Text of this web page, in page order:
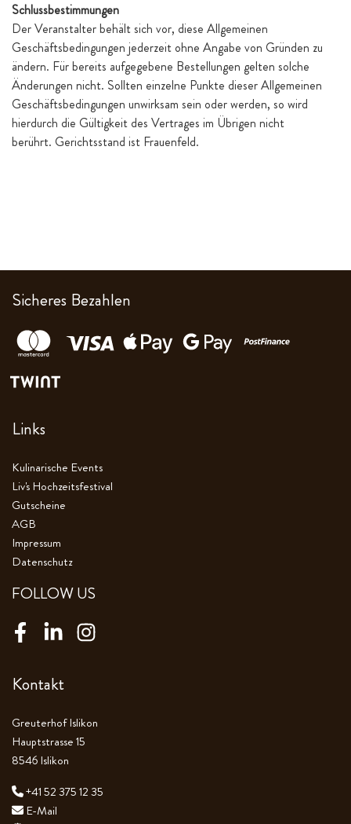
Schlussbestimmungen
Der Veranstalter behält sich vor, diese Allgemeinen
Geschäftsbedingungen jederzeit ohne Angabe von Gründen zu
ändern. Für bereits aufgegebene Bestellungen gelten solche
Änderungen nicht. Sollten einzelne Punkte dieser Allgemeinen
Geschäftsbedingungen unwirksam sein oder werden, so wird
hierdurch die Gültigkeit des Vertrages im Übrigen nicht
berührt. Gerichtsstand ist Frauenfeld.
Sicheres Bezahlen
Links
Kulinarische Events
Liv's Hochzeitsfestival
Gutscheine
AGB
Impressum
Datenschutz
FOLLOW US
FacebookLinkedInInstagram
Kontakt
Greuterhof Islikon
Hauptstrasse 15
8546 Islikon
+41 52 375 12 35
E-Mail